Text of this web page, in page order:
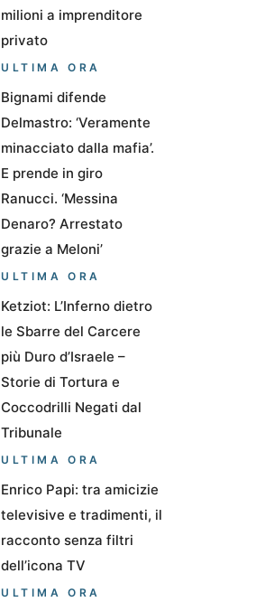
milioni a imprenditore
privato
ULTIMA ORA
Bignami difende
Delmastro: ‘Veramente
minacciato dalla mafia’.
E prende in giro
Ranucci. ‘Messina
Denaro? Arrestato
grazie a Meloni’
ULTIMA ORA
Ketziot: L’Inferno dietro
le Sbarre del Carcere
più Duro d’Israele –
Storie di Tortura e
Coccodrilli Negati dal
Tribunale
ULTIMA ORA
Enrico Papi: tra amicizie
televisive e tradimenti, il
racconto senza filtri
dell’icona TV
ULTIMA ORA